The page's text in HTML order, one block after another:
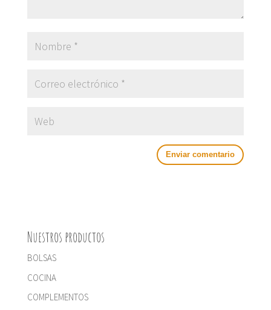
Nuestros productos
BOLSAS
COCINA
COMPLEMENTOS